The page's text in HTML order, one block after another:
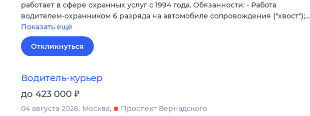
работает в сфере охранных услуг с 1994 года. Обязанности: - Работа
водителем-охранником 6 разряда на автомобиле сопровождения ("хвост");…
Показать ещё
Откликнуться
Водитель-курьер
до 423 000 ₽
04 августа 2026 Москва
Проспект Вернадского